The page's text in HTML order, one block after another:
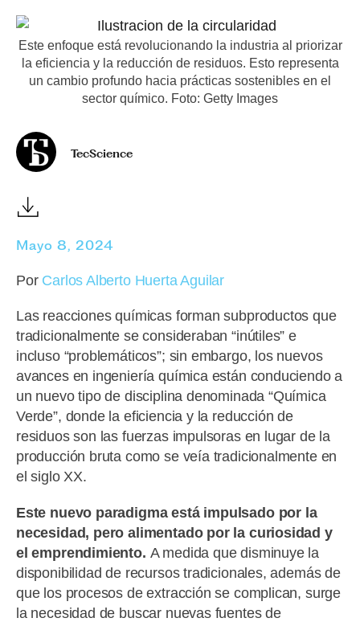
Este enfoque está revolucionando la industria al priorizar
la eficiencia y la reducción de residuos. Esto representa
un cambio profundo hacia prácticas sostenibles en el
sector químico. Foto: Getty Images
TecScience
Mayo 8, 2024
PorCarlos Alberto Huerta Aguilar
Las reacciones químicas forman subproductos que
tradicionalmente se consideraban “inútiles” e
incluso “problemáticos”; sin embargo, los nuevos
avances en ingeniería química están conduciendo a
un nuevo tipo de disciplina denominada “Química
Verde”, donde la eficiencia y la reducción de
residuos son las fuerzas impulsoras en lugar de la
producción bruta como se veía tradicionalmente en
el siglo XX.
Este nuevo paradigma está impulsado por la
necesidad, pero alimentado por la curiosidad y
el emprendimiento. A medida que disminuye la
disponibilidad de recursos tradicionales, además de
que los procesos de extracción se complican, surge
la necesidad de buscar nuevas fuentes de